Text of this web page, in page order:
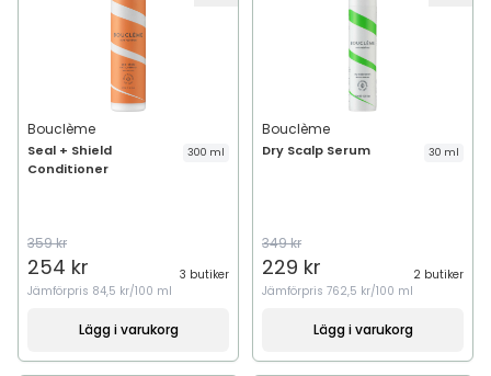
Bouclème
Seal + Shield
Conditioner
300 ml
359 kr
254 kr
3 butiker
Jämförpris 84,5 kr/100 ml
Lägg i varukorg
Bouclème
Dry Scalp Serum 30 ml
349 kr
229 kr
2 butiker
Jämförpris 762,5 kr/100 ml
Lägg i varukorg